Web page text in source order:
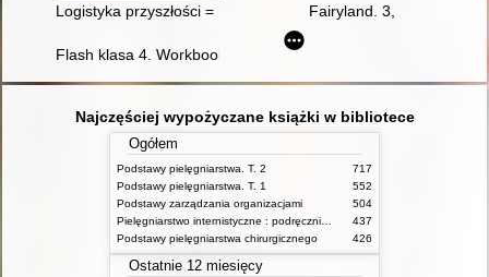
Logistyka przyszłości = Logistics of the future. Cz. 1
Fairyland. 3,
Flash klasa 4. Workbook
Najczęściej wypożyczane książki w bibliotece
Ogółem
Podstawy pielęgniarstwa. T. 2
717
Podstawy pielęgniarstwa. T. 1
552
Podstawy zarządzania organizacjami
504
437
Podstawy pielęgniarstwa chirurgicznego
426
Ostatnie 12 miesięcy